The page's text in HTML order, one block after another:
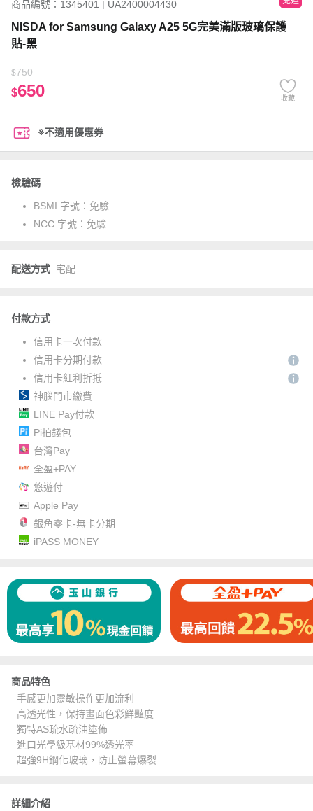
商品編號：1345401 | UA2400004430
NISDA for Samsung Galaxy A25 5G完美滿版玻璃保護
貼-黑
$750
$650 收藏
※不適用優惠券
檢驗碼
BSMI 字號： 免驗
NCC 字號： 免驗
配送方式 宅配
付款方式
信用卡一次付款
信用卡分期付款
信用卡紅利折抵
神腦門市繳費
LINE Pay付款
Pi拍錢包
台灣Pay
全盈+PAY
悠遊付
Apple Pay
銀角零卡-無卡分期
iPASS MONEY
商品特色
手感更加靈敏操作更加流利
高透光性，保持畫面色彩鮮豔度
獨特AS疏水疏油塗佈
進口光學級基材99%透光率
超強9H鋼化玻璃，防止螢幕爆裂
詳細介紹